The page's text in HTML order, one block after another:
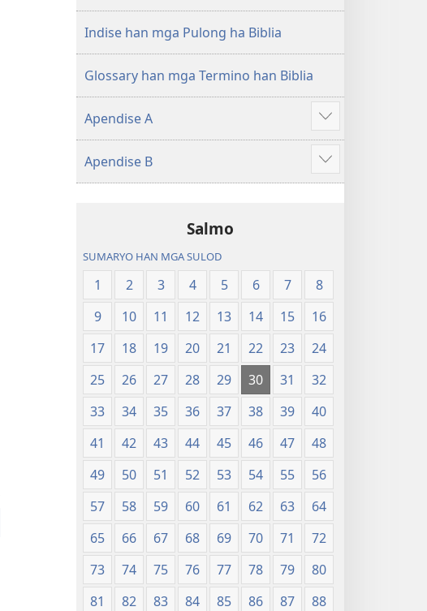
Indise han mga Pulong ha Biblia
Glossary han mga Termino han Biblia
Apendise A
Ipakita
an
dugang
Apendise B
Ipakita
an
Salmo
SUMARYO HAN MGA SULOD
1 2 3 4 5 6 7
8
9
10 11 12 13 14 15
16
17
18 19 20 21 22 23
24
25
26 27 28 29 30 31
32
33
34 35 36 37 38 39
40
41
42 43 44 45 46 47
48
49
50 51 52 53 54 55
56
57
58 59 60 61 62 63
64
65
66 67 68 69 70 71
72
73
74 75 76 77 78 79
80
81
82 83 84 85 86 87
88